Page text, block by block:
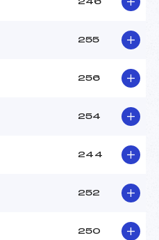
246
255
256
254
244
252
250